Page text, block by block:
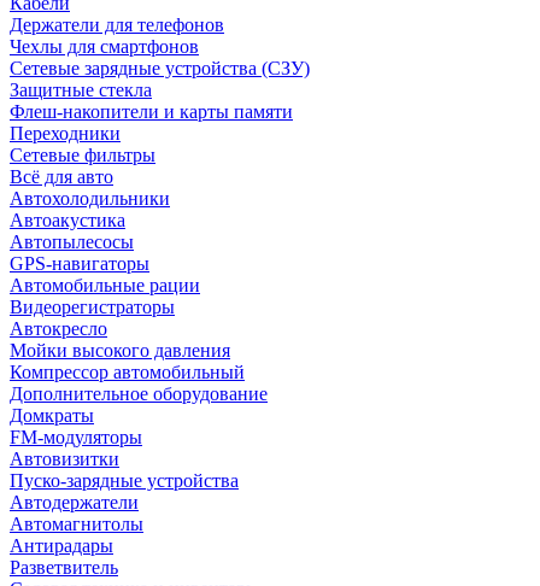
Держатели для телефонов
Чехлы для смартфонов
Сетевые зарядные устройства (СЗУ)
Защитные стекла
Флеш-накопители и карты памяти
Переходники
Сетевые фильтры
Всё для авто
Автохолодильники
Автоакустика
Автопылесосы
GPS-навигаторы
Автомобильные рации
Видеорегистраторы
Автокресло
Мойки высокого давления
Компрессор автомобильный
Дополнительное оборудование
Домкраты
FM-модуляторы
Автовизитки
Пуско-зарядные устройства
Автодержатели
Автомагнитолы
Антирадары
Разветвитель